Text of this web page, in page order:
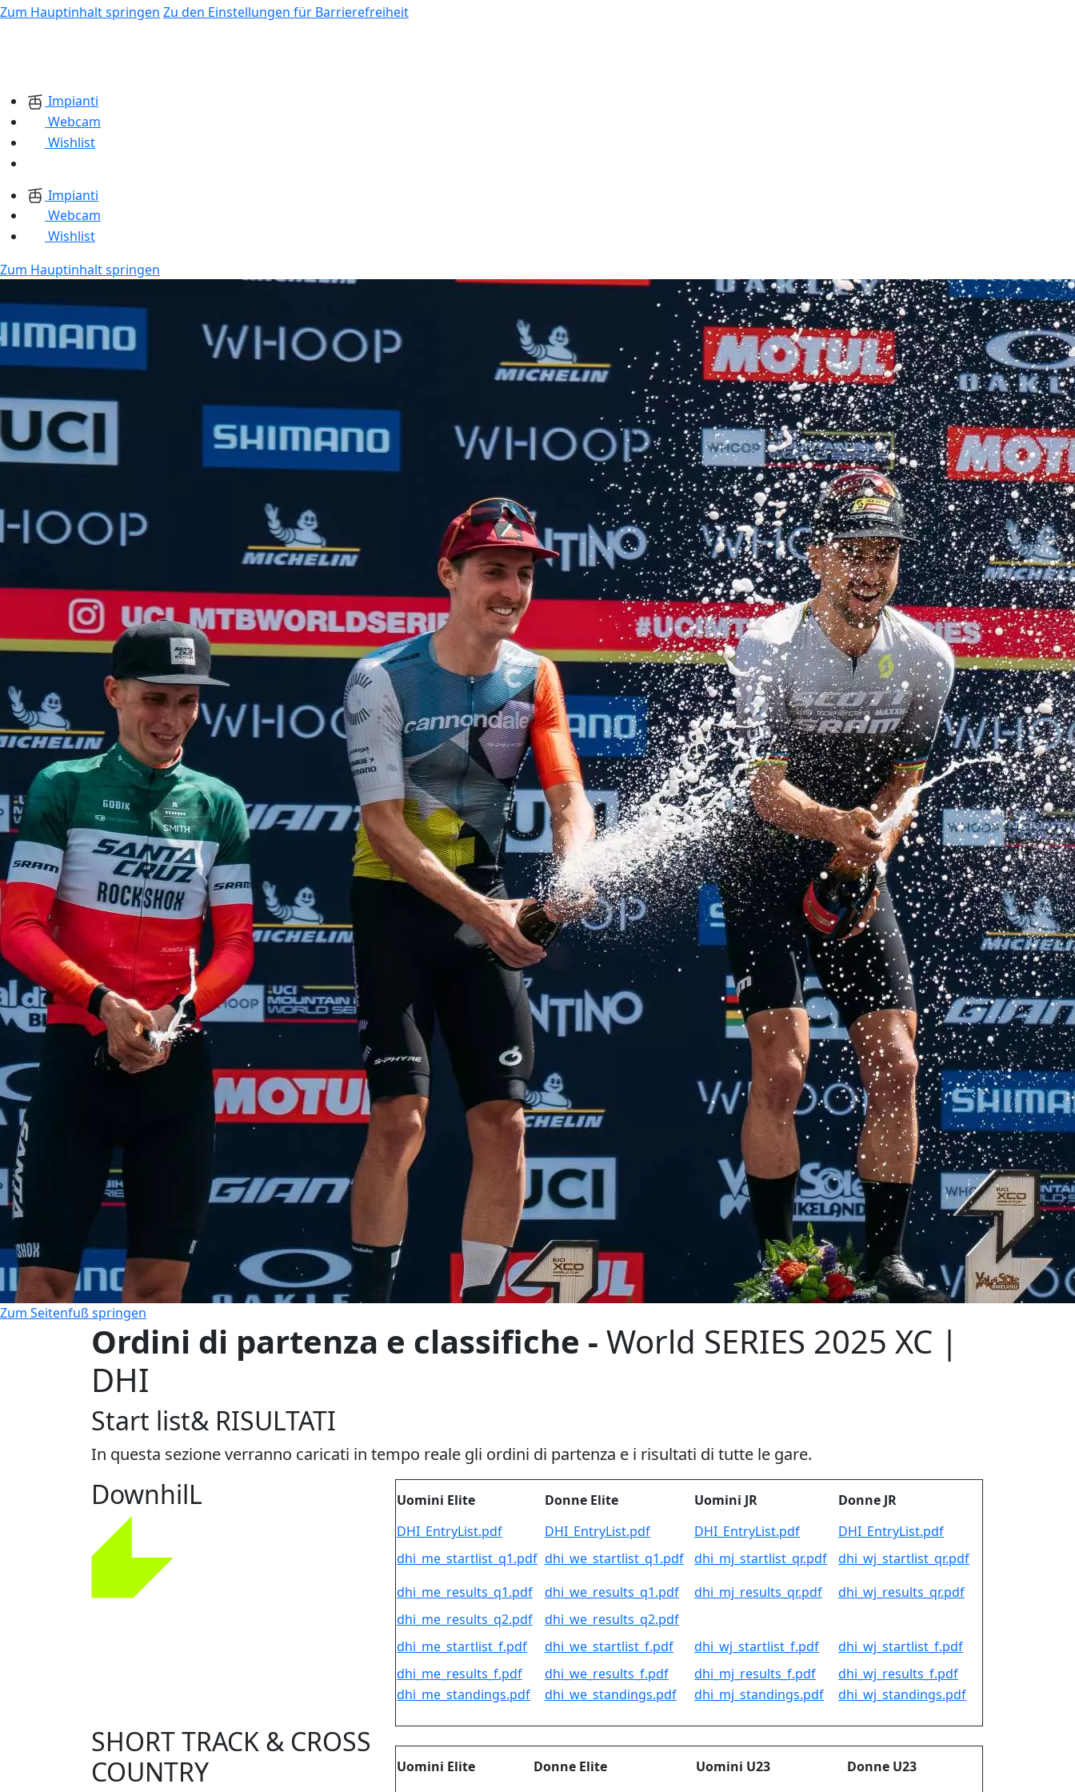
Zum Hauptinhalt springen Zu den Einstellungen für Barrierefreiheit
Impianti
Webcam
Wishlist
Impianti
Webcam
Wishlist
Zum Hauptinhalt springen
Zum Seitenfuß springen
Ordini di partenza e classifiche - World SERIES 2025 XC |
DHI
Start list& RISULTATI
In questa sezione verranno caricati in tempo reale gli ordini di partenza e i risultati di tutte le gare.
DownhilL Uomini Elite Donne Elite Uomini JR
Donne JR
DHI_EntryList.pdf
DHI_EntryList.pdf DHI_EntryList.pdf
DHI_EntryList.pdf
dhi_me_startlist_q1.pdf dhi_we_startlist_q1.pdf dhi_mj_startlist_qr.pdf
dhi_wj_startlist_qr.pdf
dhi_me_results_q1.pdf
dhi_we_results_q1.pdf dhi_mj_results_qr.pdf
dhi_wj_results_qr.pdf
dhi_me_results_q2.pdf
dhi_we_results_q2.pdf
dhi_me_startlist_f.pdf
dhi_we_startlist_f.pdf dhi_wj_startlist_f.pdf
dhi_wj_startlist_f.pdf
dhi_me_results_f.pdf
dhi_we_results_f.pdf dhi_mj_results_f.pdf
dhi_wj_results_f.pdf
dhi_me_standings.pdf
dhi_we_standings.pdf dhi_mj_standings.pdf dhi_wj_standings.pdf
SHORT TRACK & CROSS
COUNTRY
Uomini Elite Donne Elite Uomini U23 Donne U23